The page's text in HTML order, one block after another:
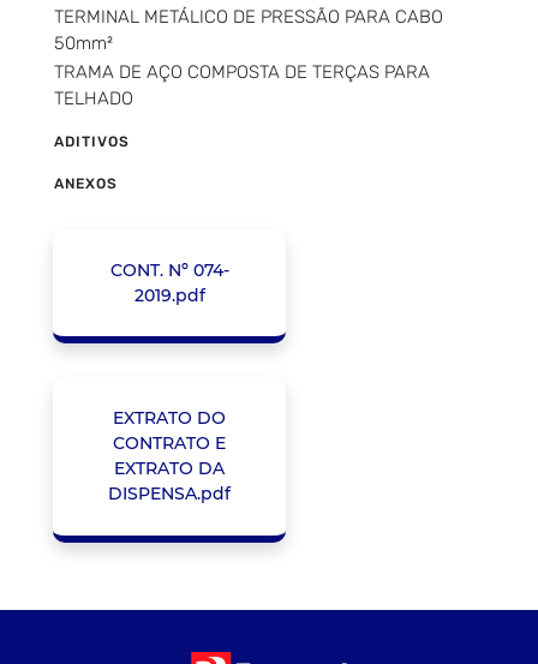
TERMINAL METÁLICO DE PRESSÃO PARA CABO
50mm²
TRAMA DE AÇO COMPOSTA DE TERÇAS PARA
TELHADO
ADITIVOS
ANEXOS
CONT. Nº 074-
2019.pdf
EXTRATO DO
CONTRATO E
EXTRATO DA
DISPENSA.pdf